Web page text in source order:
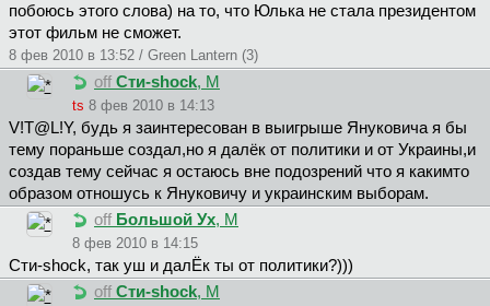
побоюсь этого слова) на то, что Юлька не стала президентом
этот фильм не сможет.
8 фев 2010 в 13:52 / Green Lantern (3)
off Cти-shock, М
ts 8 фев 2010 в 14:13
V!T@L!Y, будь я заинтересован в выигрыше Януковича я бы
тему пораньше создал,но я далёк от политики и от Украины,и
создав тему сейчас я остаюсь вне подозрений что я какимто
образом отношусь к Януковичу и украинским выборам.
off Большой Ух, М
8 фев 2010 в 14:15
Cти-shock, так уш и далЁк ты от политики?)))
off Cти-shock, М